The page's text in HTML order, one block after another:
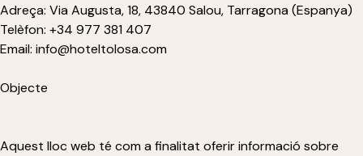
Adreça: Via Augusta, 18, 43840 Salou, Tarragona (Espanya)
Telèfon: +34 977 381 407
Email: info@hoteltolosa.com
Objecte
Aquest lloc web té com a finalitat oferir informació sobre